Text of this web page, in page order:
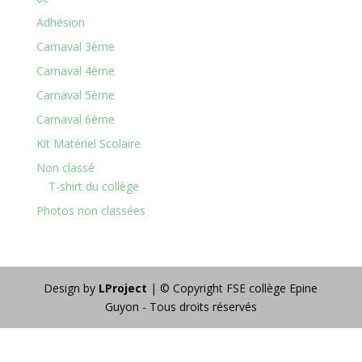
Adhésion
Carnaval 3ème
Carnaval 4ème
Carnaval 5ème
Carnaval 6ème
Kit Matériel Scolaire
Non classé
T-shirt du collège
Photos non classées
Design by LProject | © Copyright FSE collège Epine
Guyon - Tous droits réservés